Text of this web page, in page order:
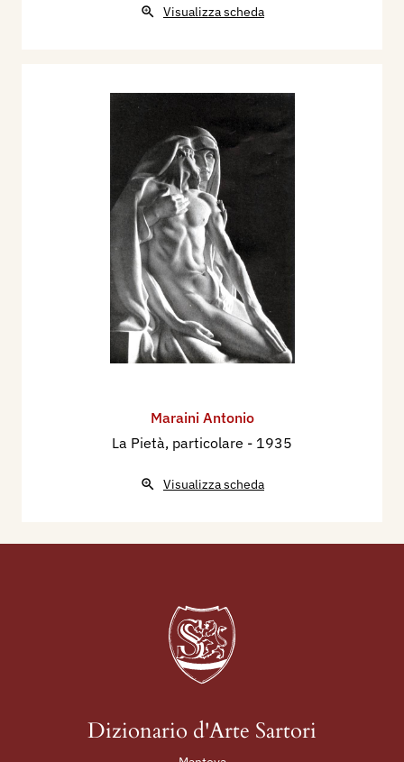
Visualizza scheda
Maraini Antonio
La Pietà, particolare - 1935
Visualizza scheda
Dizionario d'Arte Sartori